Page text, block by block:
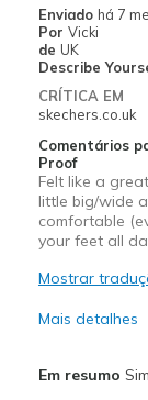
Enviado há 7
Por Vicki
de UK
Describe
CRÍTICA EM
skechers.co.uk
Comentários
Proof
Felt like a
little big/wide
comfortable
your feet all
Mostrar
Mais detalhes
Em resumo